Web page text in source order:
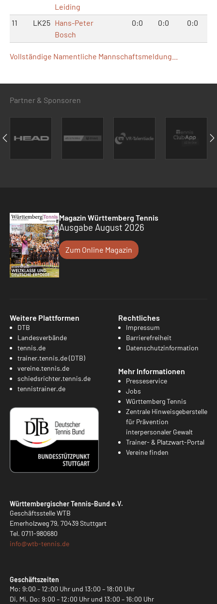
Leiding
11 LK25 Hans-Peter
Bosch
0:0 0:0 0:0
Vollständige Namentliche Mannschaftsmeldung...
Partner & Sponsoren
Magazin Württemberg Tennis
Ausgabe August 2026
Zum Online Magazin
Weitere Plattformen
DTB
Landesverbände
tennis.de
trainer.tennis.de (DTB)
vereine.tennis.de
schiedsrichter.tennis.de
tennistrainer.de
Rechtliches
Impressum
Barrierefreiheit
Datenschutzinformation
Mehr Informationen
Presseservice
Jobs
Württemberg Tennis
Zentrale Hinweisgeberstelle
für Prävention
interpersonaler Gewalt
Trainer- & Platzwart-Portal
Vereine finden
Württembergischer Tennis-Bund e.V.
Geschäftsstelle WTB
Emerholzweg 79, 70439 Stuttgart
Tel. 0711-980680
info@wtb-tennis.de
Geschäftszeiten
Mo: 9:00 – 12:00 Uhr und 13:00 – 18:00 Uhr
Di, Mi, Do: 9:00 – 12:00 Uhr und 13:00 – 16:00 Uhr